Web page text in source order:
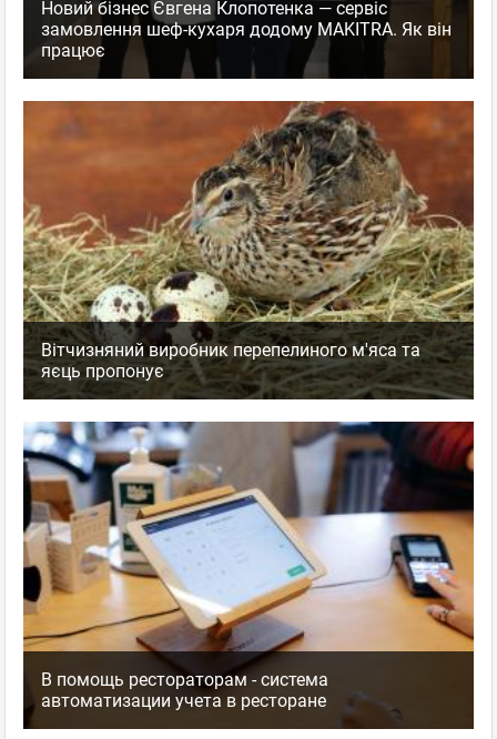
Новий бізнес Євгена Клопотенка — сервіс
замовлення шеф-кухаря додому MAKITRA. Як він
працює
Вітчизняний виробник перепелиного м'яса та
яєць пропонує
В помощь рестораторам - система
автоматизации учета в ресторане